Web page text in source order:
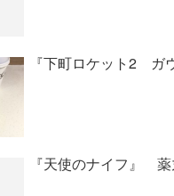
『下町ロケット2 ガ
『天使のナイフ』